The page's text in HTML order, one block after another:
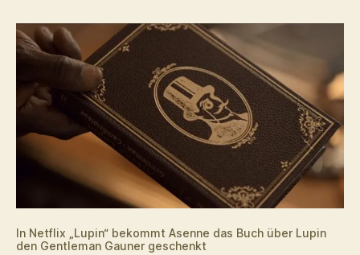
In Netflix „Lupin“ bekommt Asenne das Buch über Lupin
den Gentleman Gauner geschenkt